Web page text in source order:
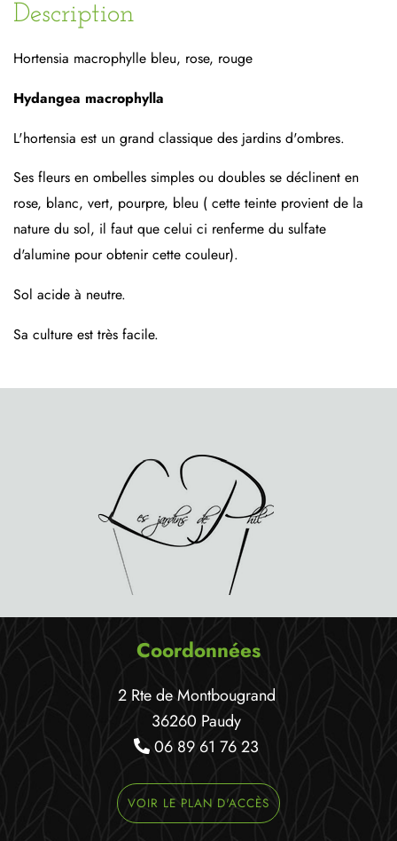
Description
Hortensia macrophylle bleu, rose, rouge
Hydangea macrophylla
L'hortensia est un grand classique des jardins d'ombres.
Ses fleurs en ombelles simples ou doubles se déclinent en
rose, blanc, vert, pourpre, bleu ( cette teinte provient de la
nature du sol, il faut que celui ci renferme du sulfate
d'alumine pour obtenir cette couleur).
Sol acide à neutre.
Sa culture est très facile.
Coordonnées
2 Rte de Montbougrand
36260 Paudy
06 89 61 76 23
VOIR LE PLAN D'ACCÈS